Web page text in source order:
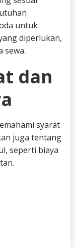
untuk
diperlukan,
sewa.
dan
syarat
juga tentang
seperti biaya